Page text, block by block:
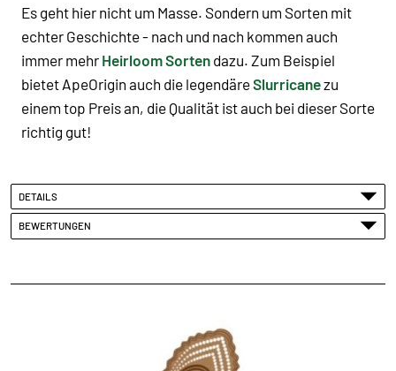
Es geht hier nicht um Masse. Sondern um Sorten mit
echter Geschichte - nach und nach kommen auch
immer mehr Heirloom Sorten dazu. Zum Beispiel
bietet ApeOrigin auch die legendäreSlurricanezu
einem top Preis an, die Qualität ist auch bei dieser Sorte
richtig gut!
DETAILS
BEWERTUNGEN